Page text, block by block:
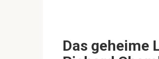
Das geheime